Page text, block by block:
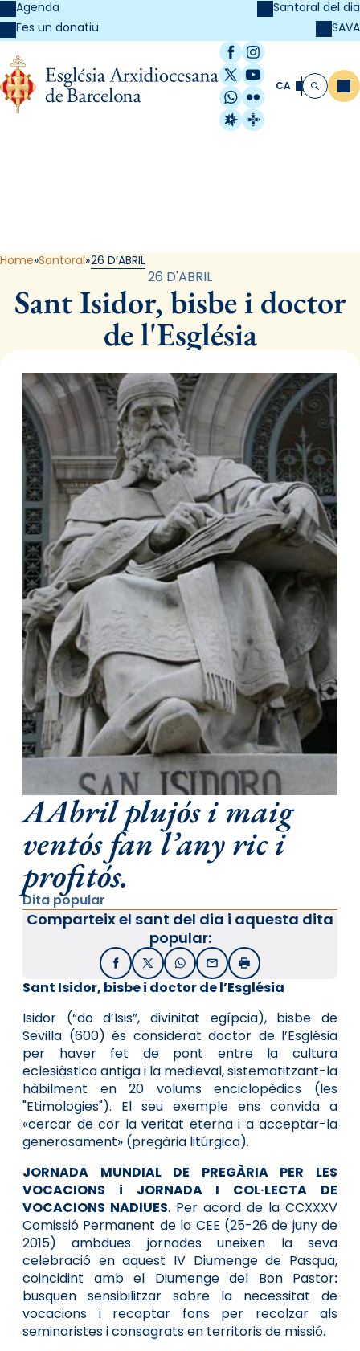
Agenda
Fes un donatiu
Santoral del dia
SAVA
Facebook
Instagram
X / Twitter
YouTube
WhatsApp
Flickr
Radio Estel
Catalunya
CA Cerca
Home Santoral 26 D’ABRIL
26 D'ABRIL
Sant Isidor, bisbe i doctor
de l'Església
AAbril plujós i maig
ventós fan l’any ric i
profitós.
Dita popular
Comparteix el sant del dia i aquesta dita
popular:
FacebookX / TwitterWhatsApp
EmailImprimir
Sant Isidor, bisbe i doctor de l’Església
Isidor (“do d’Isis”, divinitat egípcia), bisbe de
Sevilla (600) és considerat doctor de l’Església
per haver fet de pont entre la cultura
eclesiàstica antiga i la medieval, sistematitzant-la
hàbilment en 20 volums enciclopèdics (les
"Etimologies"). El seu exemple ens convida a
«cercar de cor la veritat eterna i a acceptar-la
generosament» (pregària litúrgica).
JORNADA MUNDIAL DE PREGÀRIA PER LES
VOCACIONS i JORNADA I COL·LECTA DE
VOCACIONS NADIUES. Per acord de la CCXXXV
Comissió Permanent de la CEE (25-26 de juny de
2015) ambdues jornades uneixen la seva
celebració en aquest IV Diumenge de Pasqua,
coincidint amb el Diumenge del Bon Pastor:
busquen sensibilitzar sobre la necessitat de
vocacions i recaptar fons per recolzar als
seminaristes i consagrats en territoris de missió.